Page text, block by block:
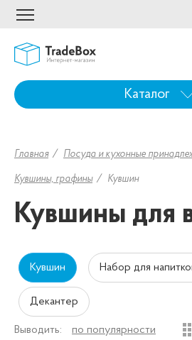
Каталог
Главная Посуда и кухонные
Кувшины, графины Кувшин
Кувшины для
Кувшин Набор для
Декантер
Выводить: по популярности